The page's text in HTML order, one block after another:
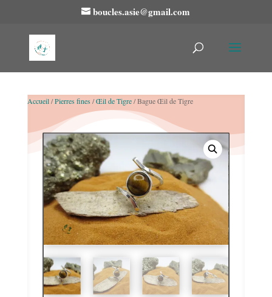
boucles.asie@gmail.com
Accueil/Pierres fines/Œil de Tigre/ Bague Œil de Tigre